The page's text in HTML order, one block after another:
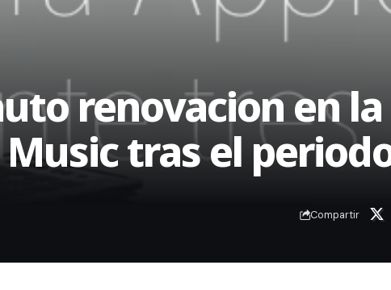
renovacion en la
tras el
Compartir